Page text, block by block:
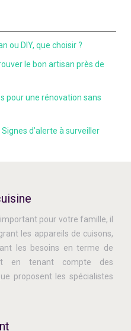
ou DIY, que choisir ?
le bon artisan près de
pour une rénovation sans
d’alerte à surveiller
pour votre famille, il
les appareils de cuisons,
les besoins en terme de
en tenant compte des
proposent les spécialistes